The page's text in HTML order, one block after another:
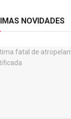
NOVIDADES